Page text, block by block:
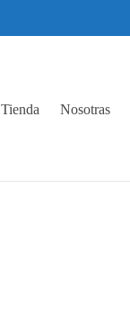
Tienda Nosotras